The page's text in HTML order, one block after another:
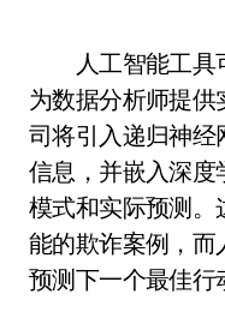
人工智能工具
为数据分析师提供
司将引入递归神
信息，并嵌入深
模式和实际预测
能的欺诈案例，而
预测下一个最佳行